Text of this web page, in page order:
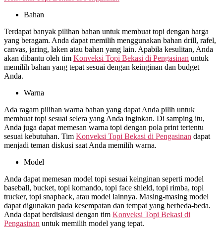
Bahan
Terdapat banyak pilihan bahan untuk membuat topi dengan harga
yang beragam. Anda dapat memilih menggunakan bahan drill, rafel,
canvas, jaring, laken atau bahan yang lain. Apabila kesulitan, Anda
akan dibantu oleh tim Konveksi Topi Bekasi di Pengasinan untuk
memilih bahan yang tepat sesuai dengan keinginan dan budget
Anda.
Warna
Ada ragam pilihan warna bahan yang dapat Anda pilih untuk
membuat topi sesuai selera yang Anda inginkan. Di samping itu,
Anda juga dapat memesan warna topi dengan pola print tertentu
sesuai kebutuhan. Tim Konveksi Topi Bekasi di Pengasinan dapat
menjadi teman diskusi saat Anda memilih warna.
Model
Anda dapat memesan model topi sesuai keinginan seperti model
baseball, bucket, topi komando, topi face shield, topi rimba, topi
trucker, topi snapback, atau model lainnya. Masing-masing model
dapat digunakan pada kesempatan dan tempat yang berbeda-beda.
Anda dapat berdiskusi dengan tim Konveksi Topi Bekasi di
Pengasinan untuk memilih model yang tepat.